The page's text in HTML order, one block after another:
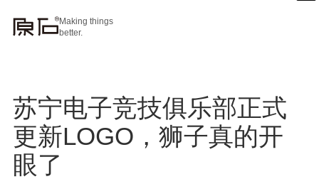
Making things
better.
苏宁电子竞技俱乐部正式
更新LOGO，狮子真的开
眼了